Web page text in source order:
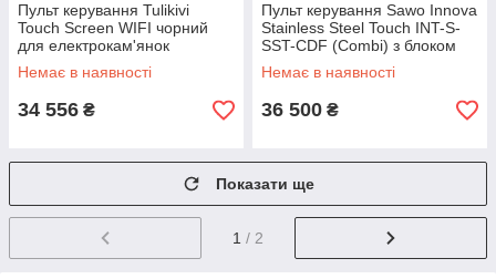
Пульт керування Tulikivi
Touch Screen WIFI чорний
для електрокам'янок
Немає в наявності
34 556 ₴
Пульт керування Sawo Innova
Stainless Steel Touch INT-S-
SST-CDF (Combi) з блоком
потужності INP-C-CDF
Немає в наявності
36 500 ₴
Показати ще
1 / 2